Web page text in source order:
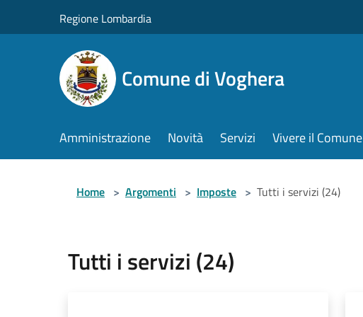
Regione Lombardia
Comune di Voghera
Amministrazione Novità Servizi Vivere il Comune
Home > Argomenti > Imposte > Tutti i servizi (24)
Tutti i servizi (24)